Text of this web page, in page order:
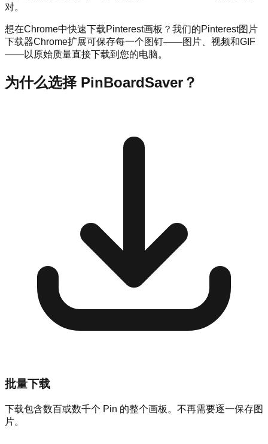
对。
想在Chrome中快速下载Pinterest画板？我们的Pinterest图片
下载器Chrome扩展可保存每一个图钉——图片、视频和GIF
——以原始质量直接下载到您的电脑。
为什么选择 PinBoardSaver？
批量下载
下载包含数百或数千个 Pin 的整个画板。不再需要逐一保存图
片。